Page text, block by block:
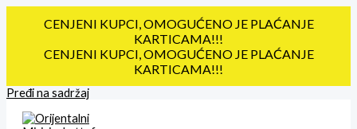
CENJENI KUPCI, OMOGUĆENO JE PLAĆANJE
KARTICAMA!!!
CENJENI KUPCI, OMOGUĆENO JE PLAĆANJE
KARTICAMA!!!
Pređi na sadržaj